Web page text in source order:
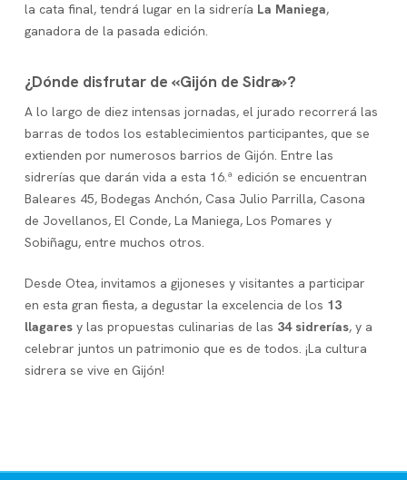
la cata final, tendrá lugar en la sidrería La Maniega,
ganadora de la pasada edición.
¿Dónde disfrutar de «Gijón de Sidra»?
A lo largo de diez intensas jornadas, el jurado recorrerá las
barras de todos los establecimientos participantes, que se
extienden por numerosos barrios de Gijón. Entre las
sidrerías que darán vida a esta 16.ª edición se encuentran
Baleares 45, Bodegas Anchón, Casa Julio Parrilla, Casona
de Jovellanos, El Conde, La Maniega, Los Pomares y
Sobiñagu, entre muchos otros.
Desde Otea, invitamos a gijoneses y visitantes a participar
en esta gran fiesta, a degustar la excelencia de los 13
llagaresy las propuestas culinarias de las 34 sidrerías, y a
celebrar juntos un patrimonio que es de todos. ¡La cultura
sidrera se vive en Gijón!